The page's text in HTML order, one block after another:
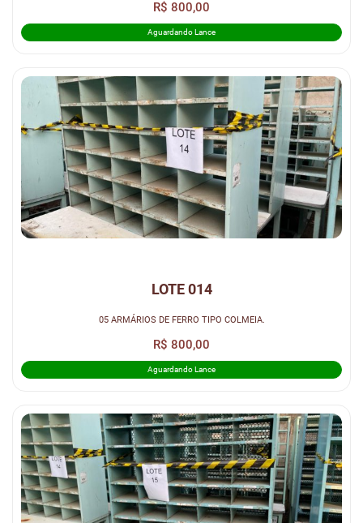
R$ 800,00
Aguardando Lance
LOTE 014
05 ARMÁRIOS DE FERRO TIPO COLMEIA.
R$ 800,00
Aguardando Lance